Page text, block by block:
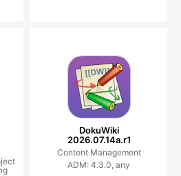
DokuWiki
2026.07.14a.r1
Content Management
ADM: 4.3.0, any